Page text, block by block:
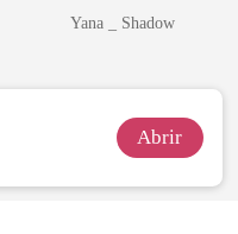
Redenção do
Yana _ Shadow
Abrir